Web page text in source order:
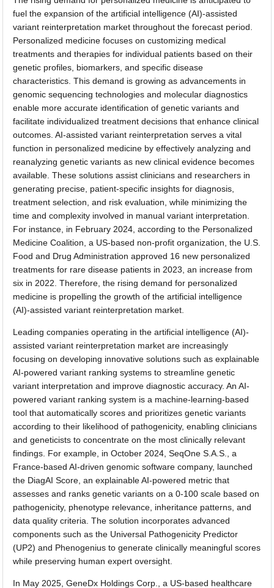
fuel the expansion of the artificial intelligence (AI)-assisted
variant reinterpretation market throughout the forecast period.
Personalized medicine focuses on customizing medical
treatments and therapies for individual patients based on their
genetic profiles, biomarkers, and specific disease
characteristics. This demand is growing as advancements in
genomic sequencing technologies and molecular diagnostics
enable more accurate identification of genetic variants and
facilitate individualized treatment decisions that enhance clinical
outcomes. AI-assisted variant reinterpretation serves a vital
function in personalized medicine by effectively analyzing and
reanalyzing genetic variants as new clinical evidence becomes
available. These solutions assist clinicians and researchers in
generating precise, patient-specific insights for diagnosis,
treatment selection, and risk evaluation, while minimizing the
time and complexity involved in manual variant interpretation.
For instance, in February 2024, according to the Personalized
Medicine Coalition, a US-based non-profit organization, the U.S.
Food and Drug Administration approved 16 new personalized
treatments for rare disease patients in 2023, an increase from
six in 2022. Therefore, the rising demand for personalized
medicine is propelling the growth of the artificial intelligence
(AI)-assisted variant reinterpretation market.
Leading companies operating in the artificial intelligence (AI)-
assisted variant reinterpretation market are increasingly
focusing on developing innovative solutions such as explainable
AI-powered variant ranking systems to streamline genetic
variant interpretation and improve diagnostic accuracy. An AI-
powered variant ranking system is a machine-learning-based
tool that automatically scores and prioritizes genetic variants
according to their likelihood of pathogenicity, enabling clinicians
and geneticists to concentrate on the most clinically relevant
findings. For example, in October 2024, SeqOne S.A.S., a
France-based AI-driven genomic software company, launched
the DiagAI Score, an explainable AI-powered metric that
assesses and ranks genetic variants on a 0-100 scale based on
pathogenicity, phenotype relevance, inheritance patterns, and
data quality criteria. The solution incorporates advanced
components such as the Universal Pathogenicity Predictor
(UP2) and Phenogenius to generate clinically meaningful scores
while preserving human expert oversight.
In May 2025, GeneDx Holdings Corp., a US-based healthcare